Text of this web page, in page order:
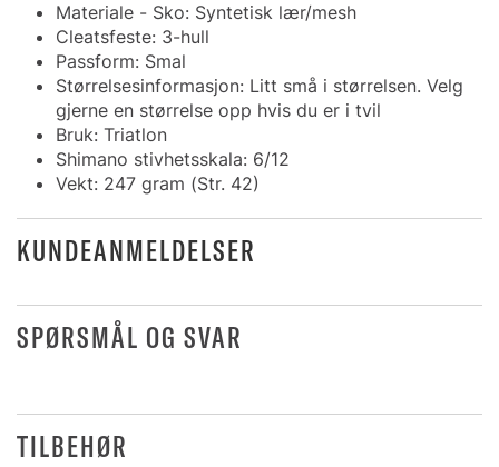
Materiale - Sko: Syntetisk lær/mesh
Cleatsfeste: 3-hull
Passform: Smal
Størrelsesinformasjon: Litt små i størrelsen. Velg
gjerne en størrelse opp hvis du er i tvil
Bruk: Triatlon
Shimano stivhetsskala: 6/12
Vekt: 247 gram (Str. 42)
KUNDEANMELDELSER
SPØRSMÅL OG SVAR
TILBEHØR